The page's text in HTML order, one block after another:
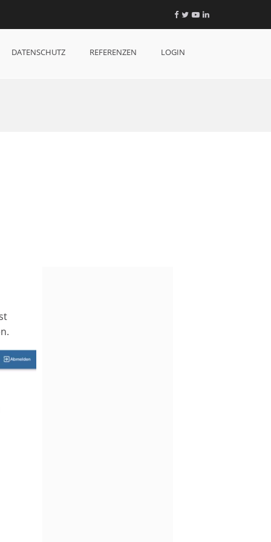
Facebook
TwitterYouTube
LinkedIn
DATENSCHUTZ REFERENZEN LOGIN